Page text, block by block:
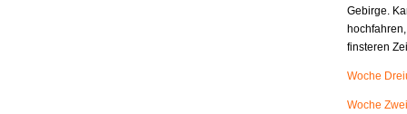
Gebirge.
finsteren
Woche
Woche